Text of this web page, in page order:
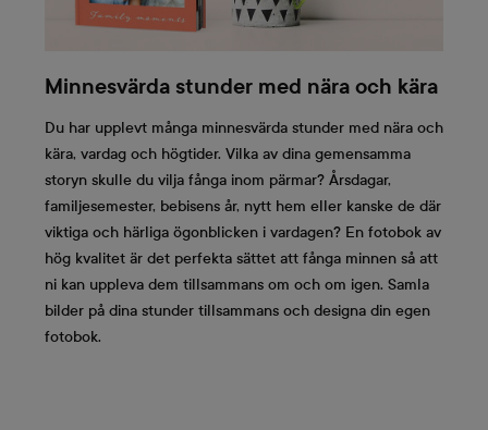
Minnesvärda stunder med nära och kära
Du har upplevt många minnesvärda stunder med nära och
kära, vardag och högtider. Vilka av dina gemensamma
storyn skulle du vilja fånga inom pärmar? Årsdagar,
familjesemester, bebisens år, nytt hem eller kanske de där
viktiga och härliga ögonblicken i vardagen? En fotobok av
hög kvalitet är det perfekta sättet att fånga minnen så att
ni kan uppleva dem tillsammans om och om igen. Samla
bilder på dina stunder tillsammans och designa din egen
fotobok.